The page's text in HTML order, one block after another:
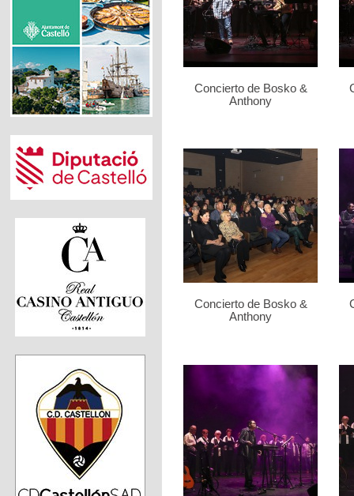
Concierto de Bosko &
Anthony
Concierto de Bosko &
Anthony